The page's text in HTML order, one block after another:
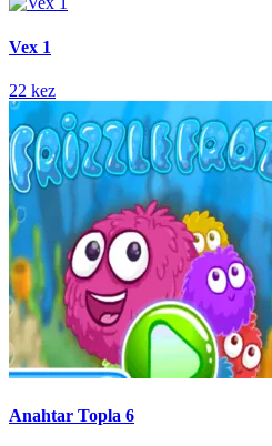
Vex 1
22 kez
Anahtar Topla 6